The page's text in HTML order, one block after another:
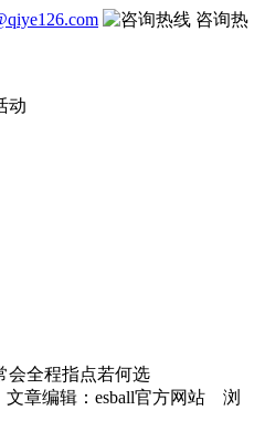
咨询热
动
会全程指点若何选
文章编辑：esball官方网站 浏